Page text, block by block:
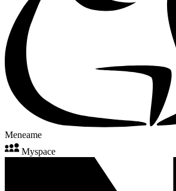
Meneame
Myspace